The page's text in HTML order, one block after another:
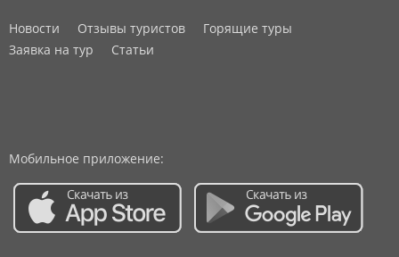
Новости Отзывы туристов
Горящие туры
Заявка на тур
Статьи
Мобильное приложение: